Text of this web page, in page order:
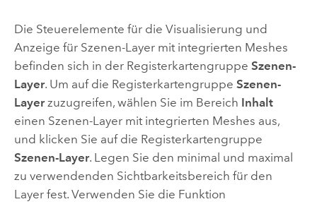
Die Steuerelemente für die Visualisierung und
Anzeige für Szenen-Layer mit integrierten Meshes
befinden sich in der Registerkartengruppe Szenen-
Layer. Um auf die Registerkartengruppe Szenen-
Layerzuzugreifen, wählen Sie im Bereich Inhalt
einen Szenen-Layer mit integrierten Meshes aus,
und klicken Sie auf die Registerkartengruppe
Szenen-Layer. Legen Sie den minimal und maximal
zu verwendenden Sichtbarkeitsbereich für den
Layer fest. Verwenden Sie die Funktion